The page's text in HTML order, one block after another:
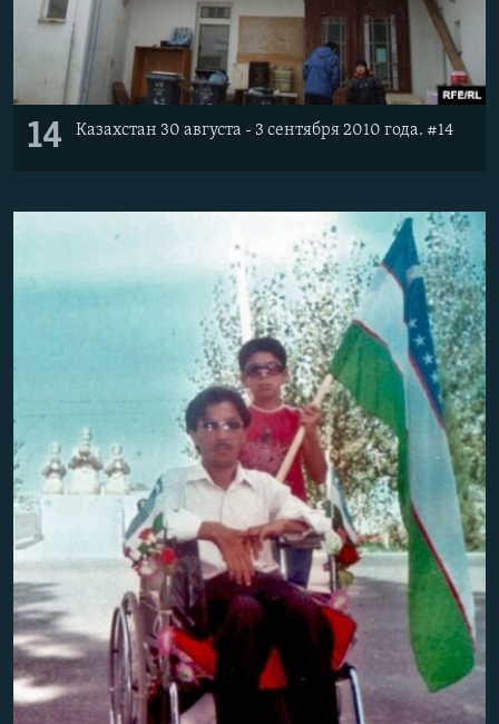
14 Казахстан 30 августа - 3 сентября 2010 года. #14